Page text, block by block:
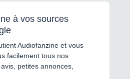
à vos sources
Audiofanzine et vous
facilement tous nos
petites annonces,